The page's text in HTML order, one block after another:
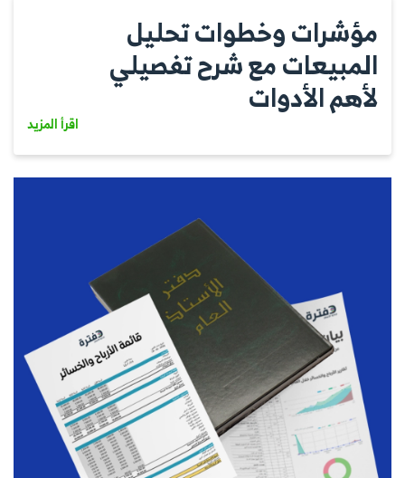
مؤشرات وخطوات تحليل
المبيعات مع شرح تفصيلي
لأهم الأدوات
اقرأ المزيد